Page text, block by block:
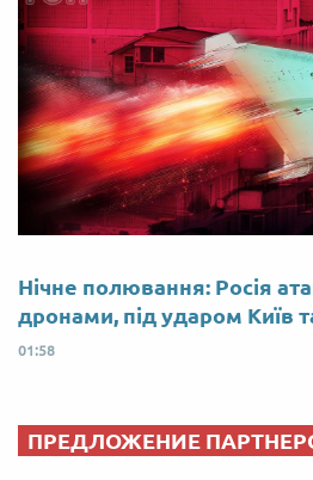
Нічне полювання: Росія
дронами, під ударом Київ
01:58
ПРЕДЛОЖЕНИЕ